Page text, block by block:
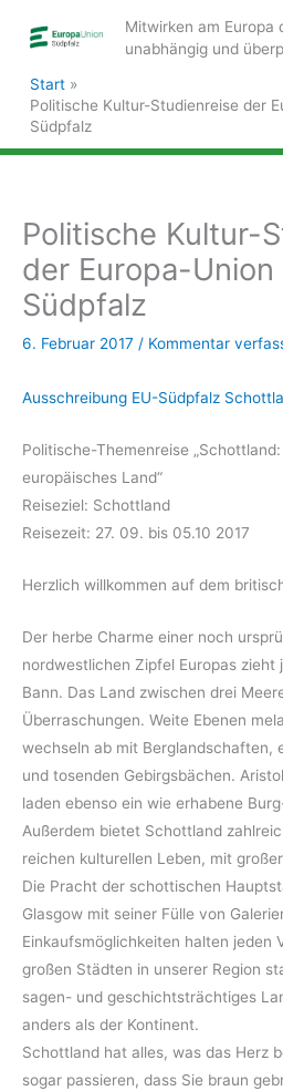
Inhalt
Mitwirken am Europa
unabhängig und
Start
Politische Kultur-Studienreise der
Südpfalz
Politische Kultur-
der Europa-
Südpfalz
6. Februar 2017 / Kommentar
Ausschreibung EU-Südpfalz
Politische-Themenreise
europäisches Land“
Reiseziel: Schottland
Reisezeit: 27. 09. bis 05.10 2017
Herzlich willkommen auf dem
Der herbe Charme einer noch
nordwestlichen Zipfel Europas zieht
Bann. Das Land zwischen drei
Überraschungen. Weite Ebenen
wechseln ab mit Berglandschaften,
und tosenden Gebirgsbächen.
laden ebenso ein wie erhabene
Außerdem bietet Schottland
reichen kulturellen Leben, mit
Die Pracht der schottischen
Glasgow mit seiner Fülle von
Einkaufsmöglichkeiten halten jeden
großen Städten in unserer Region
sagen- und geschichtsträchtiges
anders als der Kontinent.
Schottland hat alles, was das Herz
sogar passieren, dass Sie braun